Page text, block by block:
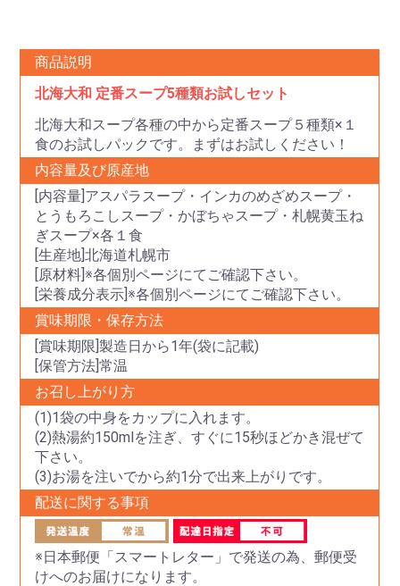
商品説明
北海大和 定番スープ5種類お試しセット
北海大和スープ各種の中から定番スープ５種類×１
食のお試しパックです。まずはお試しください！
内容量及び原産地
[内容量]アスパラスープ・インカのめざめスープ・
とうもろこしスープ・かぼちゃスープ・札幌黄玉ね
ぎスープ×各１食
[生産地]北海道札幌市
[原材料]※各個別ページにてご確認下さい。
[栄養成分表示]※各個別ページにてご確認下さい。
賞味期限・保存方法
[賞味期限]製造日から1年(袋に記載)
[保管方法]常温
お召し上がり方
(1)1袋の中身をカップに入れます。
(2)熱湯約150mlを注ぎ、すぐに15秒ほどかき混ぜて
下さい。
(3)お湯を注いでから約1分で出来上がりです。
配送に関する事項
※日本郵便「スマートレター」で発送の為、郵便受
けへのお届けになります。